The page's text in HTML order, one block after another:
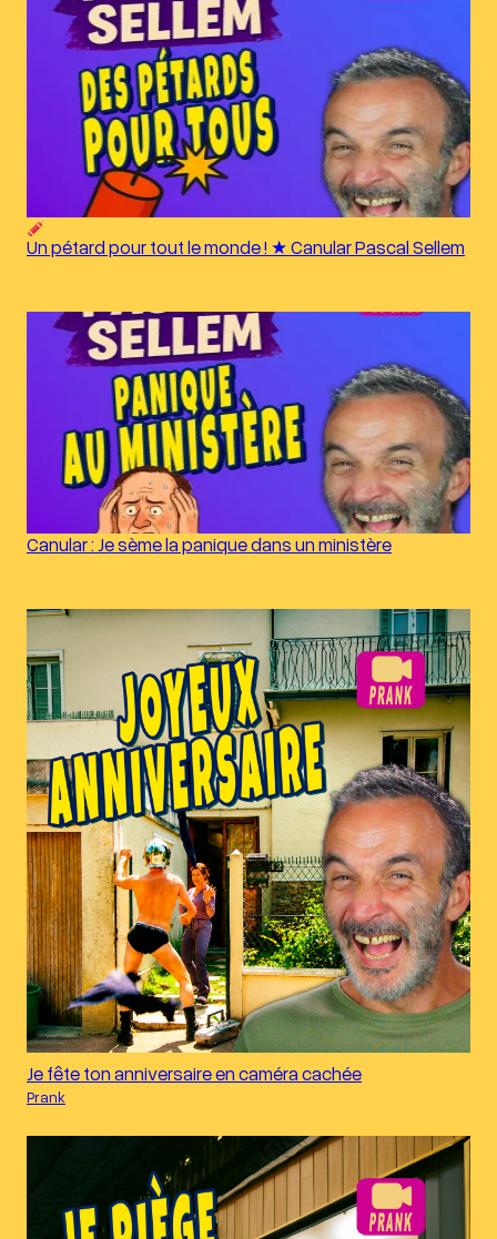
Un pétard pour tout le monde ! ★ Canular Pascal Sellem
Canular : Je sème la panique dans un ministère
Je fête ton anniversaire en caméra cachée
Prank